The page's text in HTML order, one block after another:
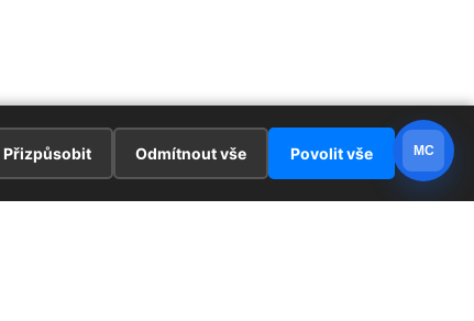
Přizpůsobit Odmítnout vše Povolit vše MC